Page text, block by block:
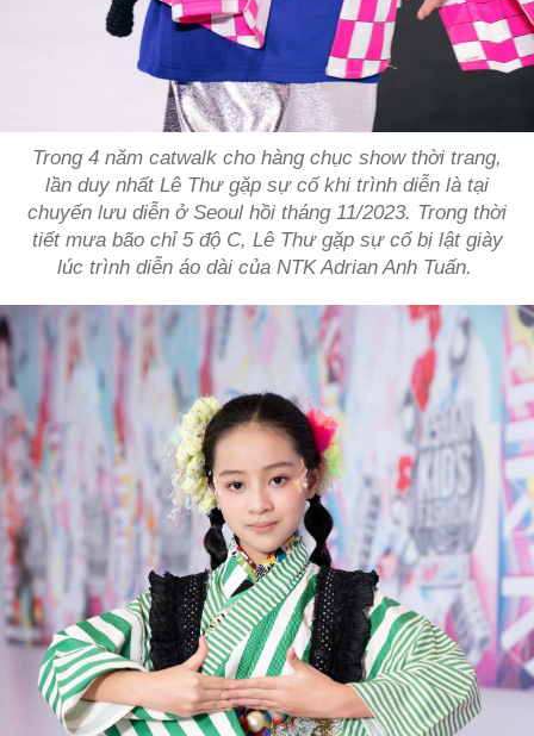
Trong 4 năm catwalk cho hàng chục show thời trang,
lần duy nhất Lê Thư gặp sự cố khi trình diễn là tại
chuyến lưu diễn ở Seoul hồi tháng 11/2023. Trong thời
tiết mưa bão chỉ 5 độ C, Lê Thư gặp sự cố bị lật giày
lúc trình diễn áo dài của NTK Adrian Anh Tuấn.